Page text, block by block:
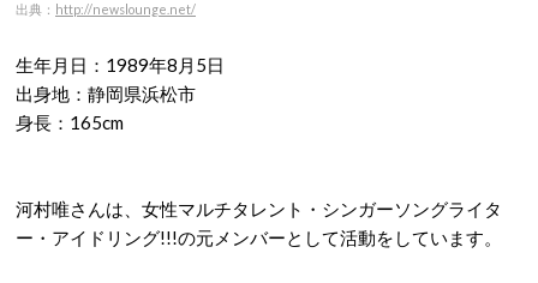
出典： http://newslounge.net/
生年月日：1989年8月5日
出身地：静岡県浜松市
身長：165cm
河村唯さんは、女性マルチタレント・シンガーソングライタ
ー・アイドリング!!!の元メンバーとして活動をしています。